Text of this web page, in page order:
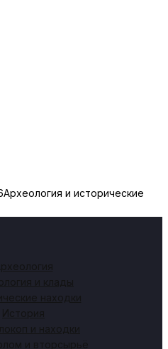
Археология и исторические
и клады
находки
История
и находки
и вторсырьё